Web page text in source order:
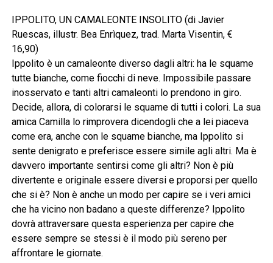
IPPOLITO, UN CAMALEONTE INSOLITO (di Javier
Ruescas, illustr. Bea Enrìquez, trad. Marta Visentin, €
16,90)
Ippolito è un camaleonte diverso dagli altri: ha le squame
tutte bianche, come fiocchi di neve. Impossibile passare
inosservato e tanti altri camaleonti lo prendono in giro.
Decide, allora, di colorarsi le squame di tutti i colori. La sua
amica Camilla lo rimprovera dicendogli che a lei piaceva
come era, anche con le squame bianche, ma Ippolito si
sente denigrato e preferisce essere simile agli altri. Ma è
davvero importante sentirsi come gli altri? Non è più
divertente e originale essere diversi e proporsi per quello
che si è? Non è anche un modo per capire se i veri amici
che ha vicino non badano a queste differenze? Ippolito
dovrà attraversare questa esperienza per capire che
essere sempre se stessi è il modo più sereno per
affrontare le giornate.